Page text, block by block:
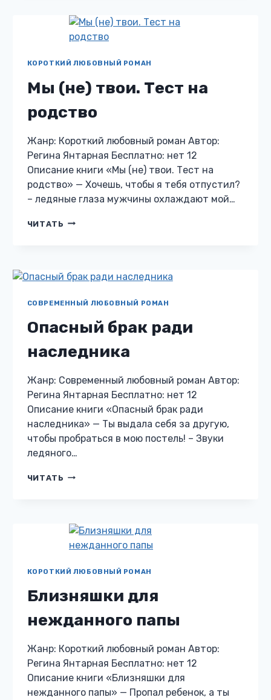
КОРОТКИЙ ЛЮБОВНЫЙ РОМАН
Мы (не) твои. Тест на
родство
Жанр: Короткий любовный роман Автор:
Регина Янтарная Бесплатно: нет 12
Описание книги «Мы (не) твои. Тест на
родство» — Хочешь, чтобы я тебя отпустил?
– ледяные глаза мужчины охлаждают мой…
ЧИТАТЬ МЫ
РОДСТВО
СОВРЕМЕННЫЙ ЛЮБОВНЫЙ РОМАН
Опасный брак ради
наследника
Жанр: Современный любовный роман Автор:
Регина Янтарная Бесплатно: нет 12
Описание книги «Опасный брак ради
наследника» — Ты выдала себя за другую,
чтобы пробраться в мою постель! – Звуки
ледяного…
ЧИТАТЬ ОПАСНЫЙ
КОРОТКИЙ ЛЮБОВНЫЙ РОМАН
Близняшки для
нежданного папы
Жанр: Короткий любовный роман Автор:
Регина Янтарная Бесплатно: нет 12
Описание книги «Близняшки для
нежданного папы» — Пропал ребенок, а ты